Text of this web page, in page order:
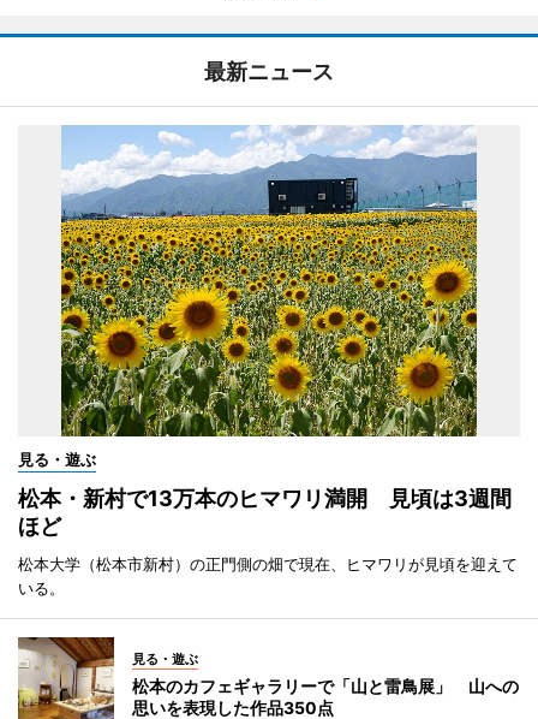
最新ニュース
見る・遊ぶ
松本・新村で13万本のヒマワリ満開 見頃は3週間
ほど
松本大学（松本市新村）の正門側の畑で現在、ヒマワリが見頃を迎えて
いる。
見る・遊ぶ
松本のカフェギャラリーで「山と雷鳥展」 山への
思いを表現した作品350点